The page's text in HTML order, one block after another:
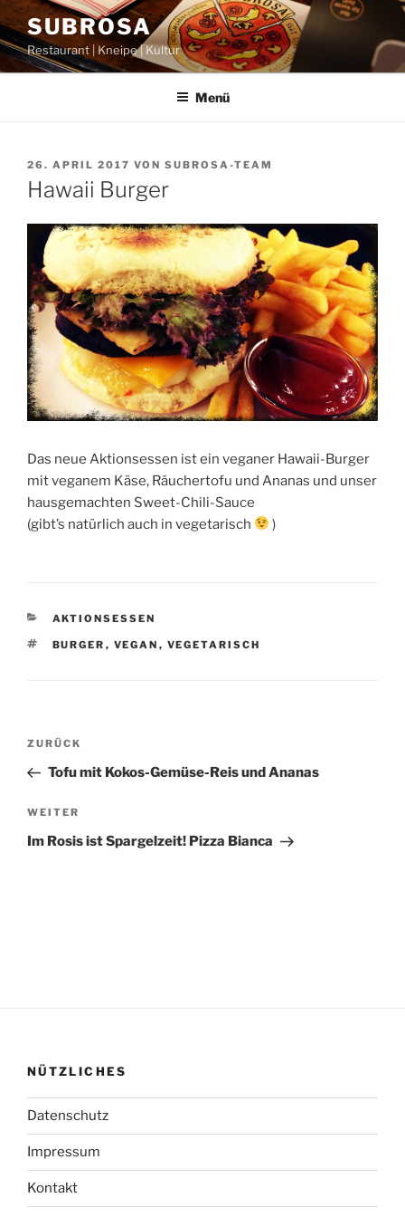
Zum
Inhalt
springen
SUBROSA
Restaurant | Kneipe | Kultur
Menü
VERÖFFENTLICHT
AM
26. APRIL 2017 VON SUBROSA-TEAM
Hawaii Burger
Das neue Aktionsessen ist ein veganer Hawaii-Burger
mit veganem Käse, Räuchertofu und Ananas und unser
hausgemachten Sweet-Chili-Sauce
(gibt’s natürlich auch in vegetarisch
)
KATEGORIEN
AKTIONSESSEN
SCHLAGWÖRTER
BURGER , VEGAN , VEGETARISCH
Beitragsnavigation
Vorheriger
Beitrag
ZURÜCK
Tofu mit Kokos-Gemüse-Reis und Ananas
Nächster
Beitrag
WEITER
Im Rosis ist Spargelzeit! Pizza Bianca
NÜTZLICHES
Datenschutz
Impressum
Kontakt